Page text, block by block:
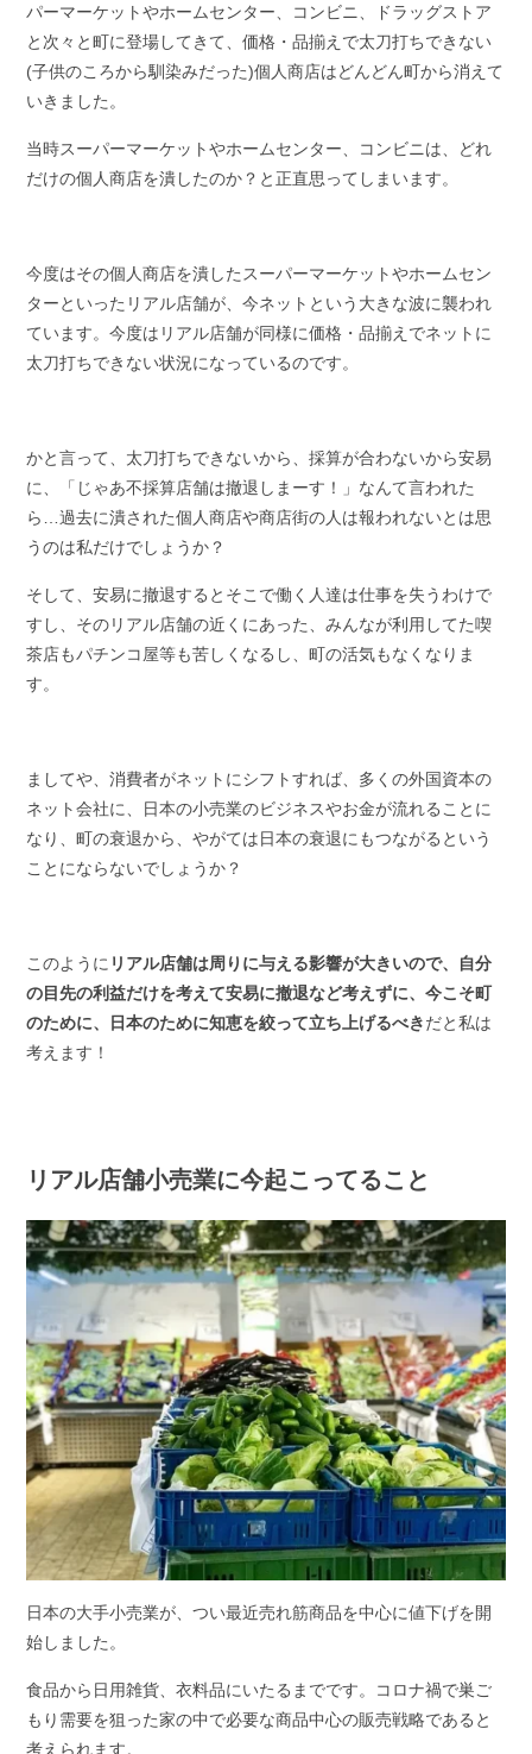
パーマーケットやホームセンター、コンビニ、ドラッグストア
と次々と町に登場してきて、価格・品揃えで太刀打ちできない
(子供のころから馴染みだった)個人商店はどんどん町から消えて
いきました。
当時スーパーマーケットやホームセンター、コンビニは、どれ
だけの個人商店を潰したのか？と正直思ってしまいます。
今度はその個人商店を潰したスーパーマーケットやホームセン
ターといったリアル店舗が、今ネットという大きな波に襲われ
ています。今度はリアル店舗が同様に価格・品揃えでネットに
太刀打ちできない状況になっているのです。
かと言って、太刀打ちできないから、採算が合わないから安易
に、「じゃあ不採算店舗は撤退しまーす！」なんて言われた
ら…過去に潰された個人商店や商店街の人は報われないとは思
うのは私だけでしょうか？
そして、安易に撤退するとそこで働く人達は仕事を失うわけで
すし、そのリアル店舗の近くにあった、みんなが利用してた喫
茶店もパチンコ屋等も苦しくなるし、町の活気もなくなりま
す。
ましてや、消費者がネットにシフトすれば、多くの外国資本の
ネット会社に、日本の小売業のビジネスやお金が流れることに
なり、町の衰退から、やがては日本の衰退にもつながるという
ことにならないでしょうか？
このように リアル店舗は周りに与える影響が大きいので、自分
の目先の利益だけを考えて安易に撤退など考えずに、今こそ町
のために、日本のために知恵を絞って立ち上げるべきだと私は
考えます！
リアル店舗小売業に今起こってること
日本の大手小売業が、つい最近売れ筋商品を中心に値下げを開
始しました。
食品から日用雑貨、衣料品にいたるまでです。コロナ禍で巣ご
もり需要を狙った家の中で必要な商品中心の販売戦略であると
考えられます。